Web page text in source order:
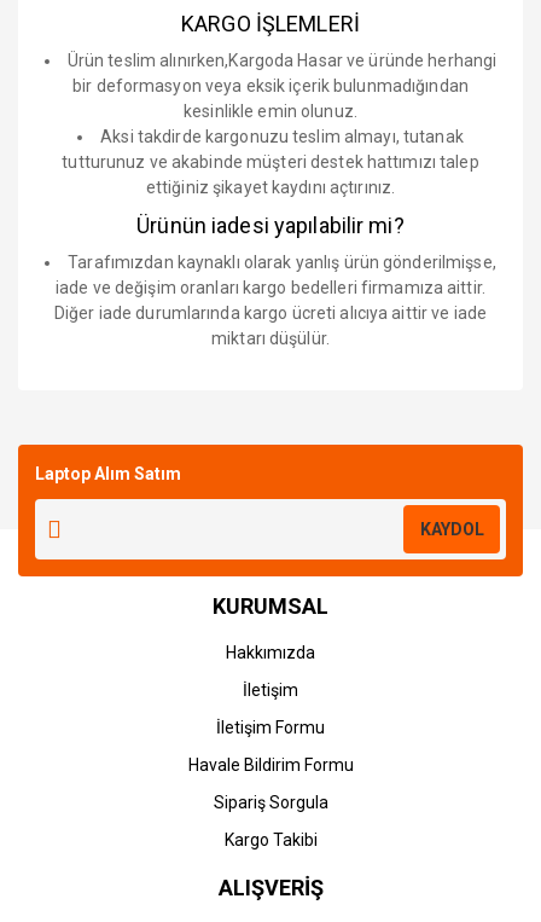
KARGO İŞLEMLERİ
Ürün teslim alınırken,Kargoda Hasar ve üründe herhangi
bir deformasyon veya eksik içerik bulunmadığından
kesinlikle emin olunuz.
Aksi takdirde kargonuzu teslim almayı, tutanak
tutturunuz ve akabinde müşteri destek hattımızı talep
ettiğiniz şikayet kaydını açtırınız.
Ürünün iadesi yapılabilir mi?
Tarafımızdan kaynaklı olarak yanlış ürün gönderilmişse,
iade ve değişim oranları kargo bedelleri firmamıza aittir.
Diğer iade durumlarında kargo ücreti alıcıya aittir ve iade
miktarı düşülür.
Laptop Alım Satım
KAYDOL
KURUMSAL
Hakkımızda
İletişim
İletişim Formu
Havale Bildirim Formu
Sipariş Sorgula
Kargo Takibi
ALIŞVERİŞ